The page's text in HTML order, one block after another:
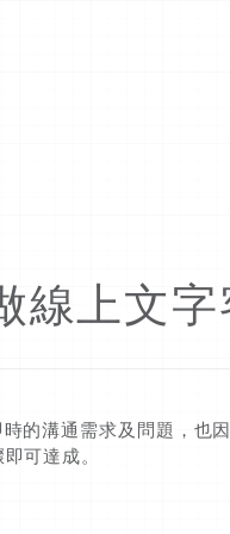
線上文字
的溝通需求及問題，也
可達成。